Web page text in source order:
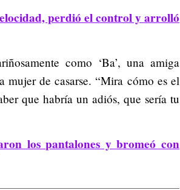
perdió el control y arrolló
como ‘Ba’, una amiga
mujer de casarse. “Mira cómo es el
que habría un adiós, que sería tu
los pantalones y bromeó con